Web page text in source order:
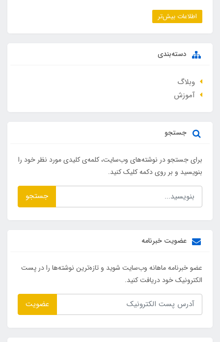
اطلاعات بیش‌تر
دسته‌بندی
وبلاگ
آموزش
جستجو
برای جستجو در نوشته‌های وب‌سایت، کلمه‌ی کلیدی مورد نظر خود را
بنویسید و بر روی دکمه کلیک کنید.
جستجو
عضویت خبرنامه
عضو خبرنامه ماهانه وب‌سایت شوید و تازه‌ترین نوشته‌ها را در پست
الکترونیک خود دریافت کنید.
عضویت